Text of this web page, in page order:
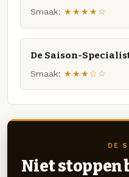
Smaak: ★★★★☆
De Saison-
Smaak: ★★★☆☆
DE
Niet stoppen